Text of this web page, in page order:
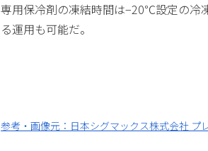
専用保冷剤の凍結時間は−20℃設定の冷
る運用も可能だ。
参考・画像元：日本シグマックス株式会社 プ